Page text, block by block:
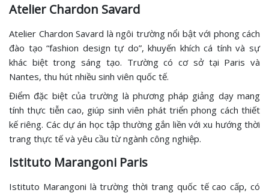
Atelier Chardon Savard
Atelier Chardon Savard là ngôi trường nổi bật với phong cách
đào tạo “fashion design tự do”, khuyến khích cá tính và sự
khác biệt trong sáng tạo. Trường có cơ sở tại Paris và
Nantes, thu hút nhiều sinh viên quốc tế.
Điểm đặc biệt của trường là phương pháp giảng dạy mang
tính thực tiễn cao, giúp sinh viên phát triển phong cách thiết
kế riêng. Các dự án học tập thường gắn liền với xu hướng thời
trang thực tế và yêu cầu từ ngành công nghiệp.
Istituto Marangoni Paris
Istituto Marangoni là trường thời trang quốc tế cao cấp, có